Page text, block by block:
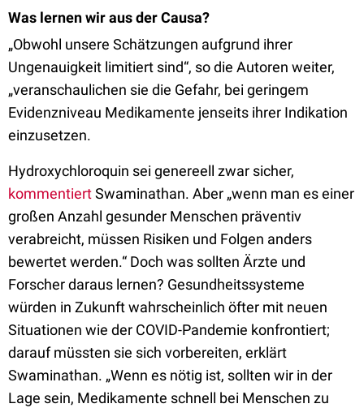
Was lernen wir aus der Causa?
„Obwohl unsere Schätzungen aufgrund ihrer
Ungenauigkeit limitiert sind“, so die Autoren weiter,
„veranschaulichen sie die Gefahr, bei geringem
Evidenzniveau Medikamente jenseits ihrer Indikation
einzusetzen.
Hydroxychloroquin sei genereell zwar sicher,
kommentiertSwaminathan. Aber „wenn man es einer
großen Anzahl gesunder Menschen präventiv
verabreicht, müssen Risiken und Folgen anders
bewertet werden.“ Doch was sollten Ärzte und
Forscher daraus lernen? Gesundheitssysteme
würden in Zukunft wahrscheinlich öfter mit neuen
Situationen wie der COVID-Pandemie konfrontiert;
darauf müssten sie sich vorbereiten, erklärt
Swaminathan. „Wenn es nötig ist, sollten wir in der
Lage sein, Medikamente schnell bei Menschen zu